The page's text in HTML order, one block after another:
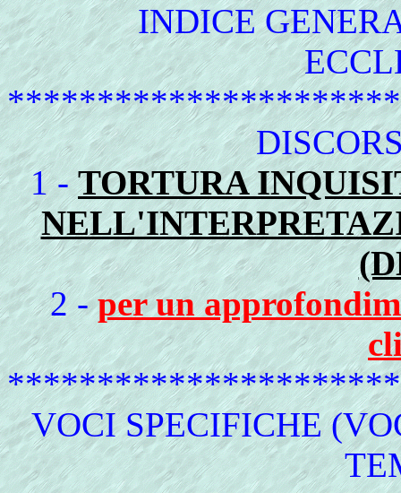
INDICE
1 -TORTURA
2 -per un
VOCI SPECIFICHE